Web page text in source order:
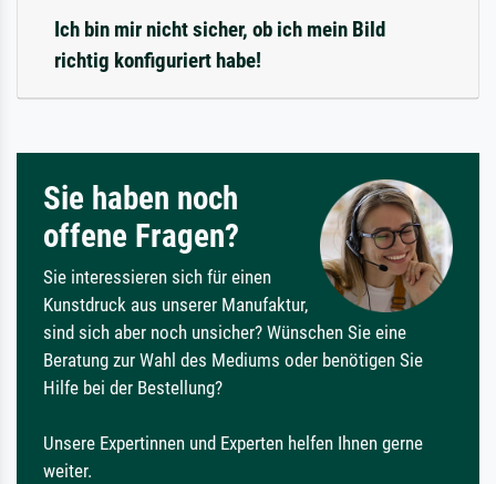
Ich bin mir nicht sicher, ob ich mein Bild
richtig konfiguriert habe!
Sie haben noch
offene Fragen?
Sie interessieren sich für einen
Kunstdruck aus unserer Manufaktur,
sind sich aber noch unsicher? Wünschen Sie eine
Beratung zur Wahl des Mediums oder benötigen Sie
Hilfe bei der Bestellung?
Unsere Expertinnen und Experten helfen Ihnen gerne
weiter.